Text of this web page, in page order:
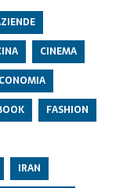
CINEMA
FASHION
IRAN